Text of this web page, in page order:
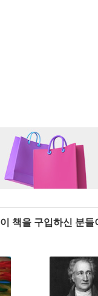
이 책을 구입하신 분